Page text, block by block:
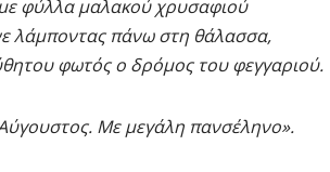
φύλλα μαλακού χρυσαφιού
λάμποντας πάνω στη θάλασσα,
φωτός ο δρόμος του φεγγαριού.
Με μεγάλη πανσέληνο».